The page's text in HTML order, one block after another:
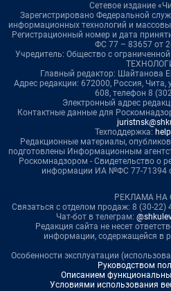
Сетевое издание
Зарегистрировано Федеральной
информационных технологий и
Регистрационный номер и дата
ФС 77 – 83657 от
Учредитель: Общество с
Главный редактор: Шайтанова
Адрес редакции: 672000, Россия,
608, телефон 8
Электронный адрес
Контактные данные для
Техподдержка:
Редакционные материалы,
подготовлены Информационным
Роскомнадзором - Свидетельство о
информации ИА №ФС 77-71394
РЕКЛАМА НА
Связаться с отделом продаж: 8 (30-22)
Чат-бот в телеграм:
Редакция сайта не несет
информации, содержащейся в
Особенности эксплуатации
Руководством
Описанием
Условиями использования